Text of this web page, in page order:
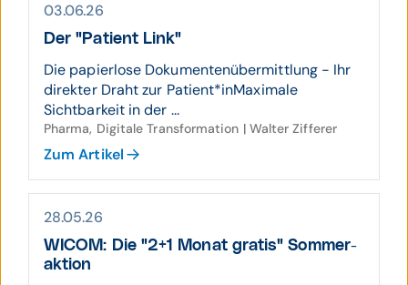
03.06.26
Der "Patient Link"
Die papierlose Dokumentenübermittlung - Ihr
direkter Draht zur Patient*inMaximale
Sichtbarkeit in der ...
Pharma, Digitale Transformation | Walter Zifferer
Zum Artikel
28.05.26
WICOM: Die "2+1 Monat gratis" Sommer­
aktion